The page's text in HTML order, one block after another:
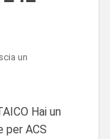
un
Hai un
per ACS